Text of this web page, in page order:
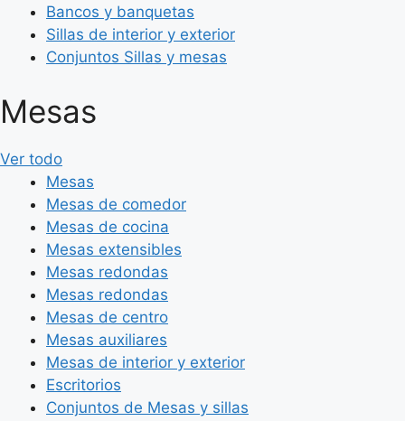
Bancos y banquetas
Sillas de interior y exterior
Conjuntos Sillas y mesas
Mesas
Ver todo
Mesas
Mesas de comedor
Mesas de cocina
Mesas extensibles
Mesas redondas
Mesas redondas
Mesas de centro
Mesas auxiliares
Mesas de interior y exterior
Escritorios
Conjuntos de Mesas y sillas